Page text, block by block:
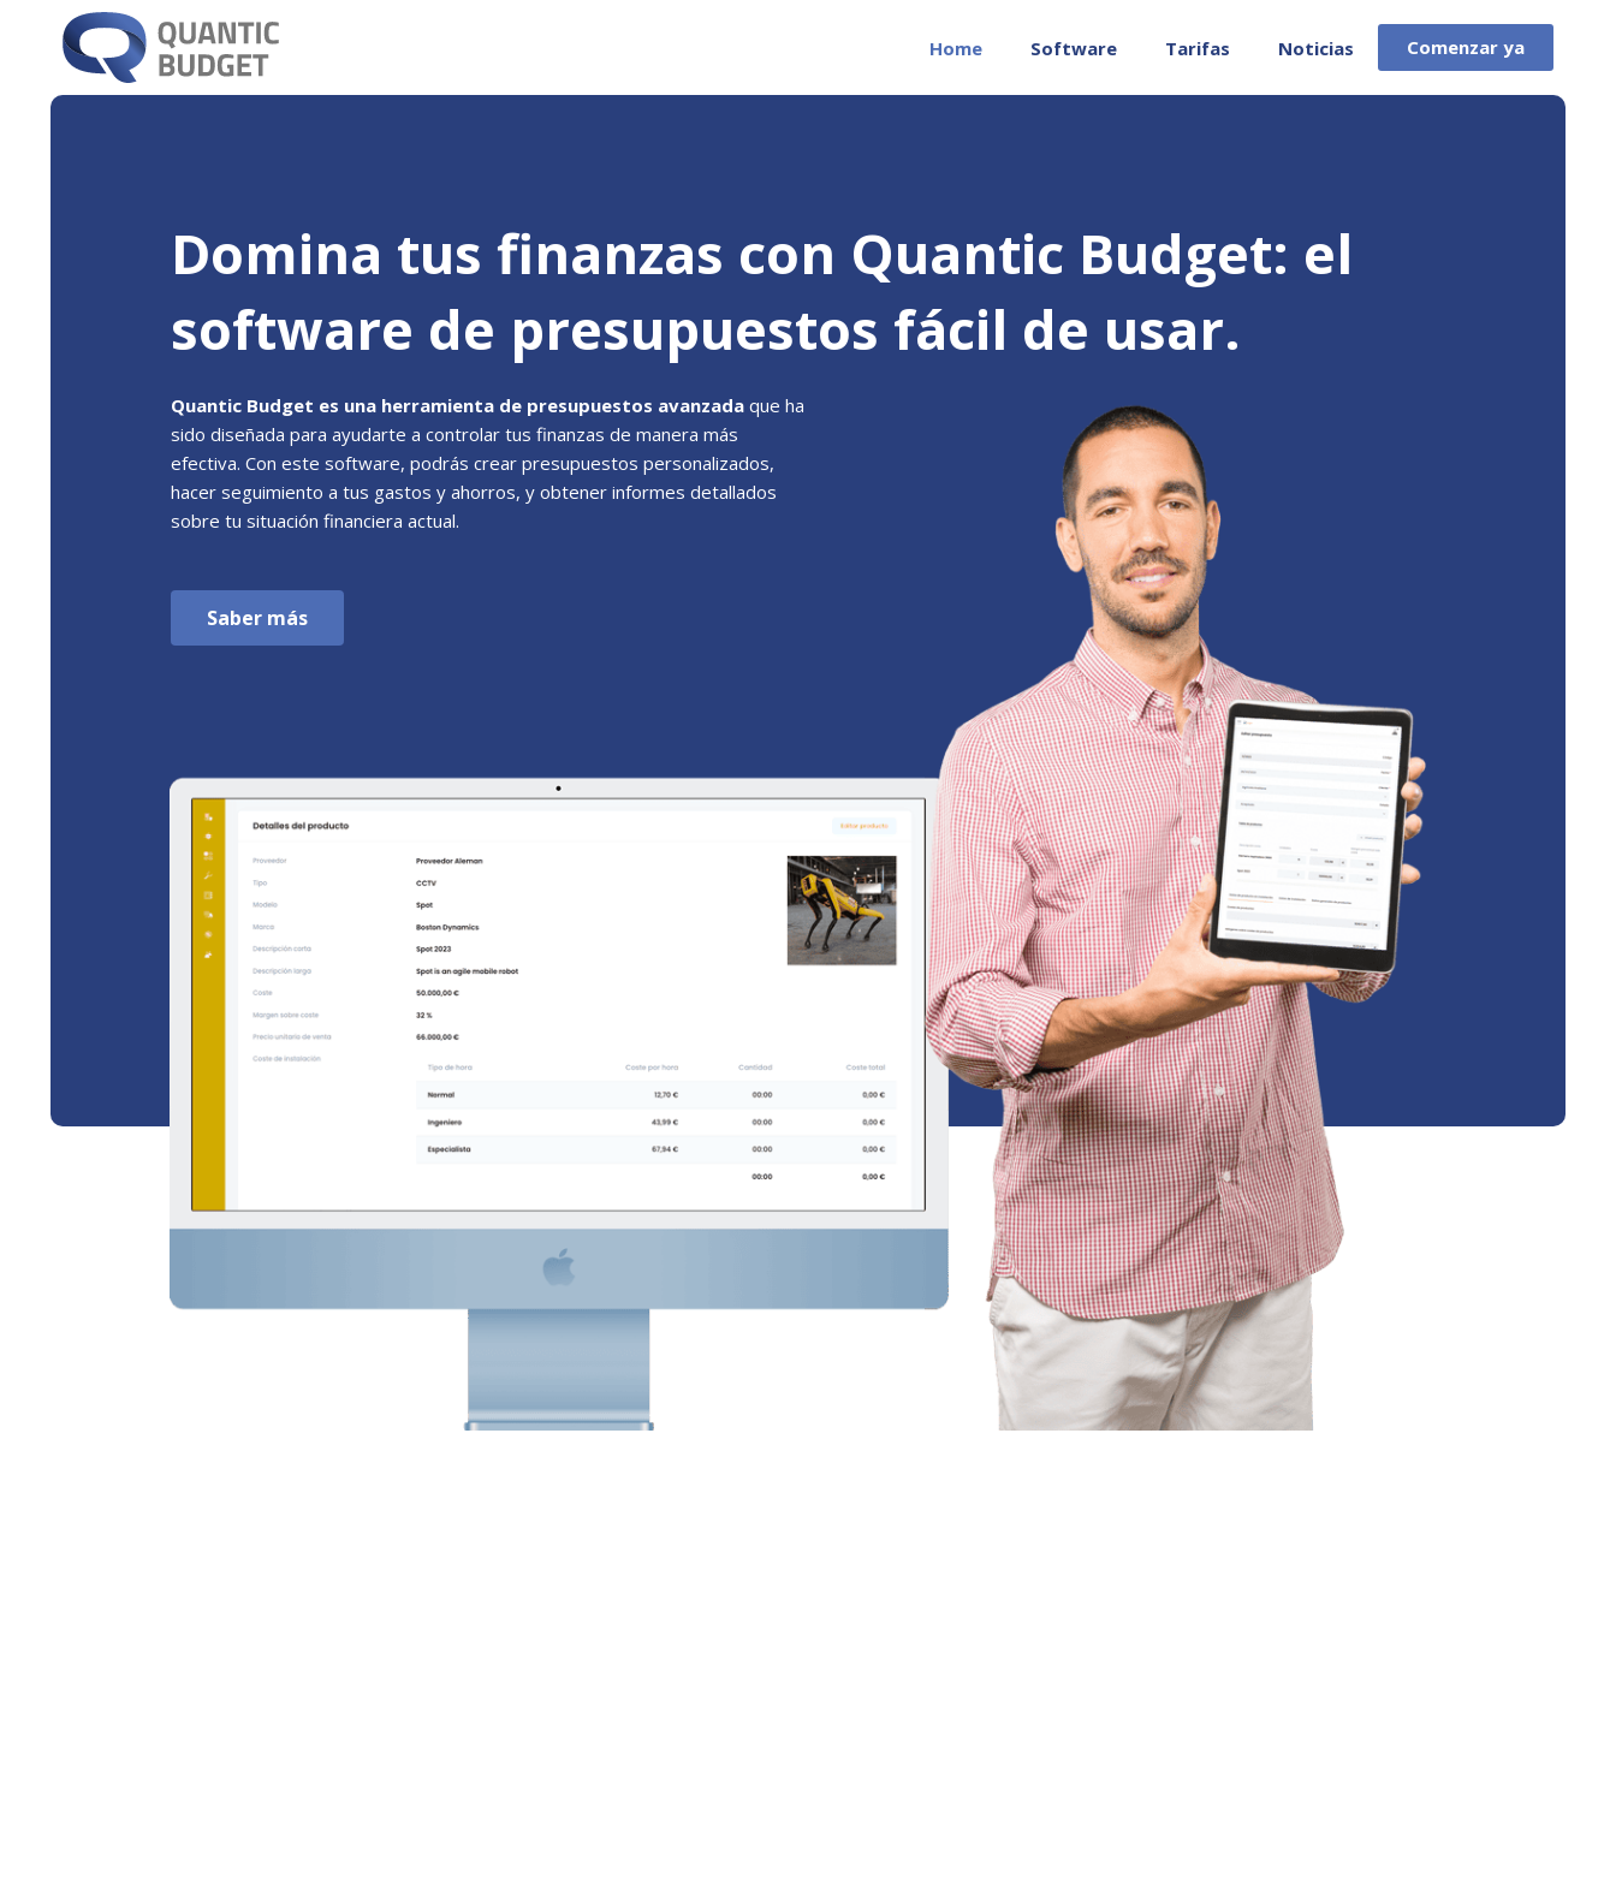
Home Software Tarifas Noticias Comenzar ya
Domina tus finanzas con Quantic Budget: el
software de presupuestos fácil de usar.
Quantic Budget es una herramienta de presupuestos avanzada que ha
sido diseñada para ayudarte a controlar tus finanzas de manera más
efectiva. Con este software, podrás crear presupuestos personalizados,
hacer seguimiento a tus gastos y ahorros, y obtener informes detallados
sobre tu situación financiera actual.
Saber más